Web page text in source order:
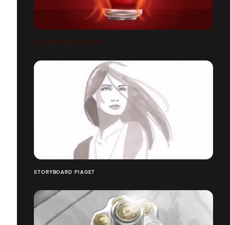
STORYBOARD GIVENCHY
STORYBOARD PIAGET